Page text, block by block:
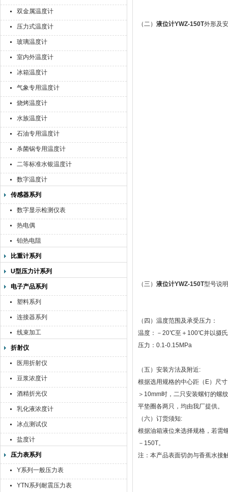
双金属温度计
压力式温度计
玻璃温度计
室内外温度计
冰箱温度计
气象专用温度计
烧烤温度计
水族温度计
石油专用温度计
杀菌锅专用温度计
二等标准水银温度计
数字温度计
传感器系列
数字显示检测仪表
热电偶
铂热电阻
比重计系列
U型压力计系列
电子产品系列
塑料系列
连接器系列
线束加工
折射仪
医用折射仪
豆浆浓度计
酒精折光仪
乳化液浓度计
冰点测试仪
盐度计
压力表系列
Y系列一般压力表
YTN系列耐震压力表
（二） 液位计YWZ-150T外形及
（三） 液位计YWZ-150T型号说明
（四）温度范围及承受压力：
温度：－20℃至＋100℃并以摄
压力：0.1-0.15MPa
（五）安装方法及附近:
根据选用规格的中心距（E）尺
＞10mm时，二只安装螺钉的螺
平垫圈各两只，均由我厂提供。
（六）订货须知:
根据油箱液位来选择规格，若需
－150T。
注：本产品表面切勿与香蕉水接